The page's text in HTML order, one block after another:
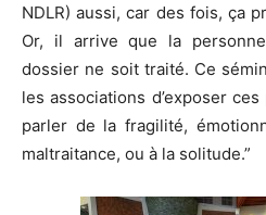
NDLR) aussi, car des fois, ça
Or, il arrive que la
dossier ne soit traité. Ce
les associations d’exposer
parler de la fragilité,
maltraitance, ou à la solitude.”